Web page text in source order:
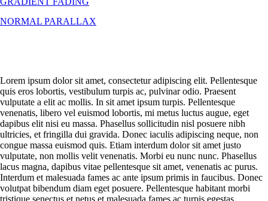
NORMAL PARALLAX
Lorem ipsum dolor sit amet, consectetur adipiscing elit. Pellentesque
quis eros lobortis, vestibulum turpis ac, pulvinar odio. Praesent
vulputate a elit ac mollis. In sit amet ipsum turpis. Pellentesque
venenatis, libero vel euismod lobortis, mi metus luctus augue, eget
dapibus elit nisi eu massa. Phasellus sollicitudin nisl posuere nibh
ultricies, et fringilla dui gravida. Donec iaculis adipiscing neque, non
congue massa euismod quis. Etiam interdum dolor sit amet justo
vulputate, non mollis velit venenatis. Morbi eu nunc nunc. Phasellus
lacus magna, dapibus vitae pellentesque sit amet, venenatis ac purus.
Interdum et malesuada fames ac ante ipsum primis in faucibus. Donec
volutpat bibendum diam eget posuere. Pellentesque habitant morbi
tristique senectus et netus et malesuada fames ac turpis egestas.